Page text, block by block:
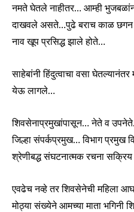
नमते घेतले नाहीतर… आम्ही
दाखवले असते…पुढे बराच काळ
नाव खूप प्रसिद्ध झाले होते…
साहेबांनी हिंदुत्वाचा वसा
येऊ लागले…
शिवसेनाप्रमुखांपासून… नेते व
जिल्हा संपर्कप्रमुख… विभाग प्रमुख
श्रेणीबद्ध संघटनात्मक रचना
एवढेच नव्हे तर शिवसेनेची महिला
मोठ्या संख्येने आमच्या माता